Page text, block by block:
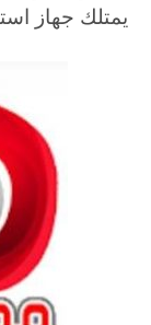
يمتلك جهاز